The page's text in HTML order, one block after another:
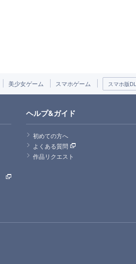
美少女ゲーム スマホゲーム スマホ版
ヘルプ&ガイド
初めての方へ
よくある質問
作品リクエスト